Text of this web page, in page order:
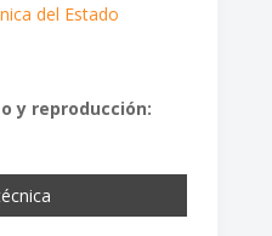
del Estado
y reproducción: